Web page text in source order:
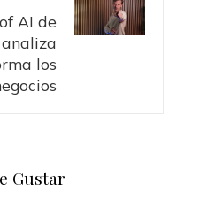
AI de
los
Gustar